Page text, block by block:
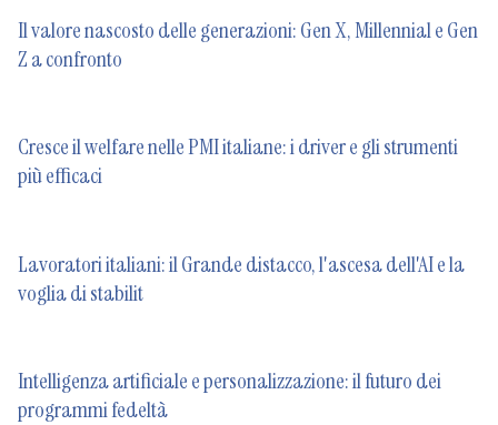
Il valore nascosto delle generazioni: Gen X, Millennial e Gen
Z a confronto
Cresce il welfare nelle PMI italiane: i driver e gli strumenti
più efficaci
Lavoratori italiani: il Grande distacco, l'ascesa dell'AI e la
voglia di stabilit
Intelligenza artificiale e personalizzazione: il futuro dei
programmi fedeltà